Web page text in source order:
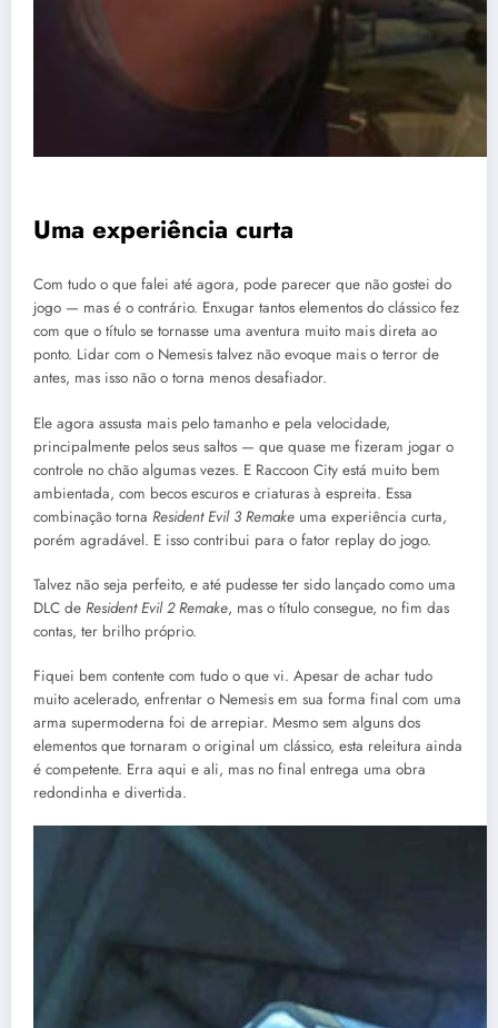
Uma experiência curta
Com tudo o que falei até agora, pode parecer que não gostei do
jogo — mas é o contrário. Enxugar tantos elementos do clássico fez
com que o título se tornasse uma aventura muito mais direta ao
ponto. Lidar com o Nemesis talvez não evoque mais o terror de
antes, mas isso não o torna menos desafiador.
Ele agora assusta mais pelo tamanho e pela velocidade,
principalmente pelos seus saltos — que quase me fizeram jogar o
controle no chão algumas vezes. E Raccoon City está muito bem
ambientada, com becos escuros e criaturas à espreita. Essa
combinação torna Resident Evil 3 Remake uma experiência curta,
porém agradável. E isso contribui para o fator replay do jogo.
Talvez não seja perfeito, e até pudesse ter sido lançado como uma
DLC de Resident Evil 2 Remake, mas o título consegue, no fim das
contas, ter brilho próprio.
Fiquei bem contente com tudo o que vi. Apesar de achar tudo
muito acelerado, enfrentar o Nemesis em sua forma final com uma
arma supermoderna foi de arrepiar. Mesmo sem alguns dos
elementos que tornaram o original um clássico, esta releitura ainda
é competente. Erra aqui e ali, mas no final entrega uma obra
redondinha e divertida.